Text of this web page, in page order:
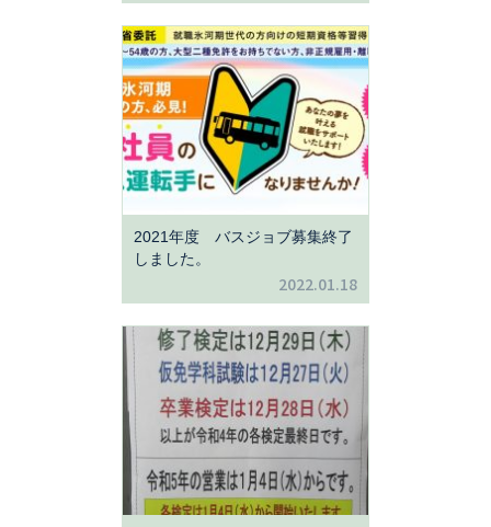
2021年度 バスジョブ募集終了
しました。
2022.01.18